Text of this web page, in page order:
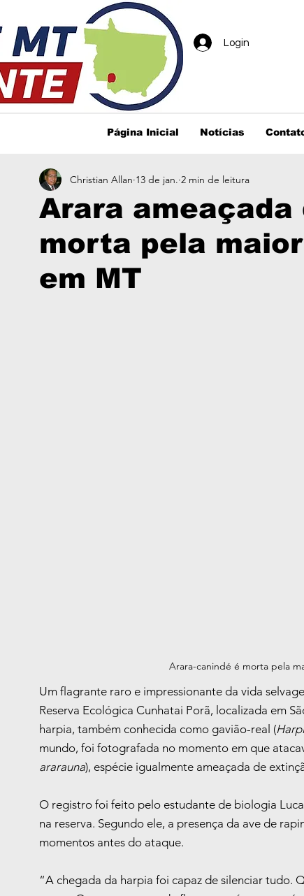
Login
Página Inicial Notícias
Arara
morta pela
em MT
Christian Allan 13 de jan. 2 min de leitura
Arara-canindé é morta pela
Um flagrante raro e impressionante da vida
Reserva Ecológica Cunhatai Porã, localizada em
harpia, também conhecida como gavião-real (
mundo, foi fotografada no momento em que
ararauna), espécie igualmente ameaçada de
O registro foi feito pelo estudante de biologia
na reserva. Segundo ele, a presença da ave de
momentos antes do ataque.
“A chegada da harpia foi capaz de silenciar tudo.